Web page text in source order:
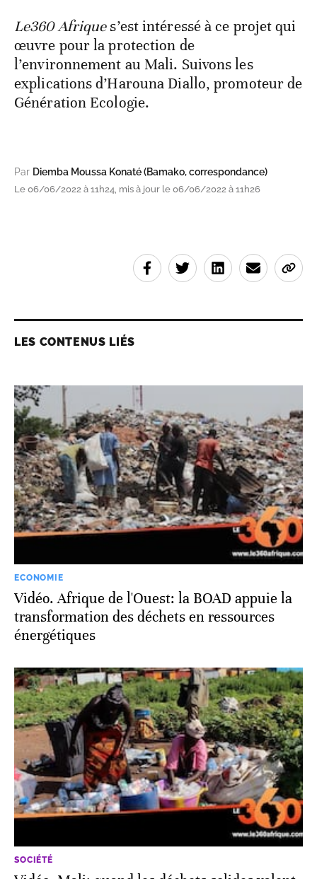
Le360 Afriques’est intéressé à ce projet qui
œuvre pour la protection de
l’environnement au Mali. Suivons les
explications d’Harouna Diallo, promoteur de
Génération Ecologie.
Par Diemba Moussa Konaté (Bamako, correspondance)
Le 06/06/2022 à 11h24, mis à jour le 06/06/2022 à 11h26
LES CONTENUS LIÉS
ECONOMIE
Vidéo. Afrique de l'Ouest: la BOAD appuie la
transformation des déchets en ressources
énergétiques
SOCIÉTÉ